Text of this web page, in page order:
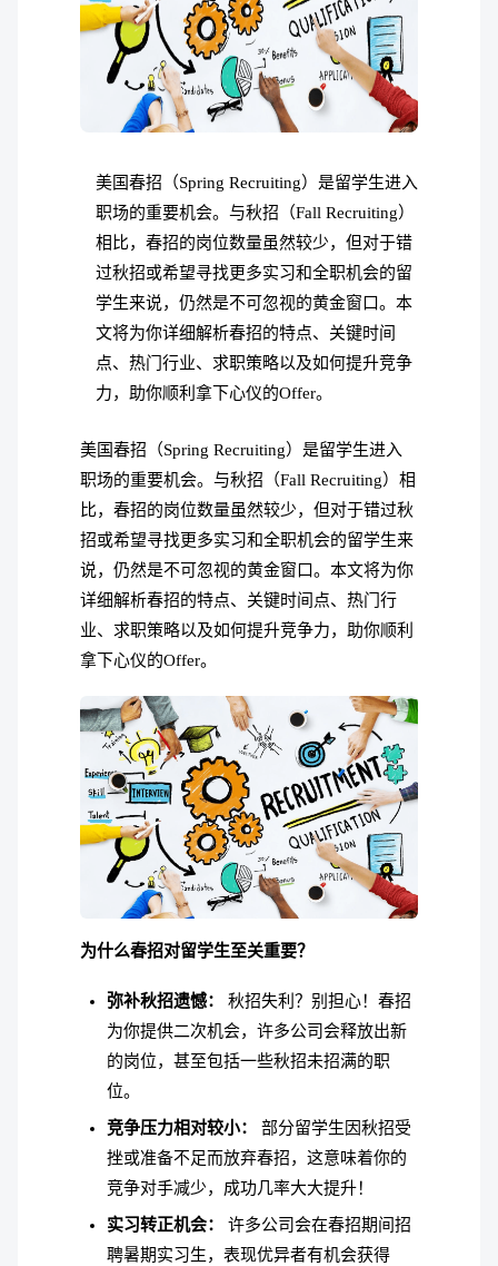
美国春招（Spring Recruiting）是留学生进入
职场的重要机会。与秋招（Fall Recruiting）
相比，春招的岗位数量虽然较少，但对于错
过秋招或希望寻找更多实习和全职机会的留
学生来说，仍然是不可忽视的黄金窗口。本
文将为你详细解析春招的特点、关键时间
点、热门行业、求职策略以及如何提升竞争
力，助你顺利拿下心仪的Offer。
美国春招（Spring Recruiting）是留学生进入
职场的重要机会。与秋招（Fall Recruiting）相
比，春招的岗位数量虽然较少，但对于错过秋
招或希望寻找更多实习和全职机会的留学生来
说，仍然是不可忽视的黄金窗口。本文将为你
详细解析春招的特点、关键时间点、热门行
业、求职策略以及如何提升竞争力，助你顺利
拿下心仪的Offer。
为什么春招对留学生至关重要？
弥补秋招遗憾：
秋招失利？别担心！春招
为你提供二次机会，许多公司会释放出新
的岗位，甚至包括一些秋招未招满的职
位。
竞争压力相对较小：
部分留学生因秋招受
挫或准备不足而放弃春招，这意味着你的
竞争对手减少，成功几率大大提升！
实习转正机会：
许多公司会在春招期间招
聘暑期实习生，表现优异者有机会获得